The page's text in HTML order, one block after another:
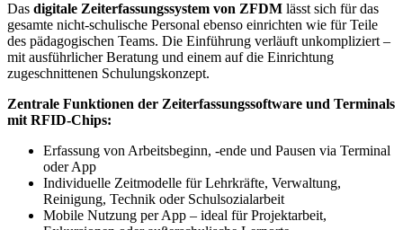
Das digitale Zeiterfassungssystem von ZFDM lässt sich für das
gesamte nicht-schulische Personal ebenso einrichten wie für Teile
des pädagogischen Teams. Die Einführung verläuft unkompliziert –
mit ausführlicher Beratung und einem auf die Einrichtung
zugeschnittenen Schulungskonzept.
Zentrale Funktionen der Zeiterfassungssoftware und Terminals
mit RFID-Chips:
Erfassung von Arbeitsbeginn, -ende und Pausen via Terminal
oder App
Individuelle Zeitmodelle für Lehrkräfte, Verwaltung,
Reinigung, Technik oder Schulsozialarbeit
Mobile Nutzung per App – ideal für Projektarbeit,